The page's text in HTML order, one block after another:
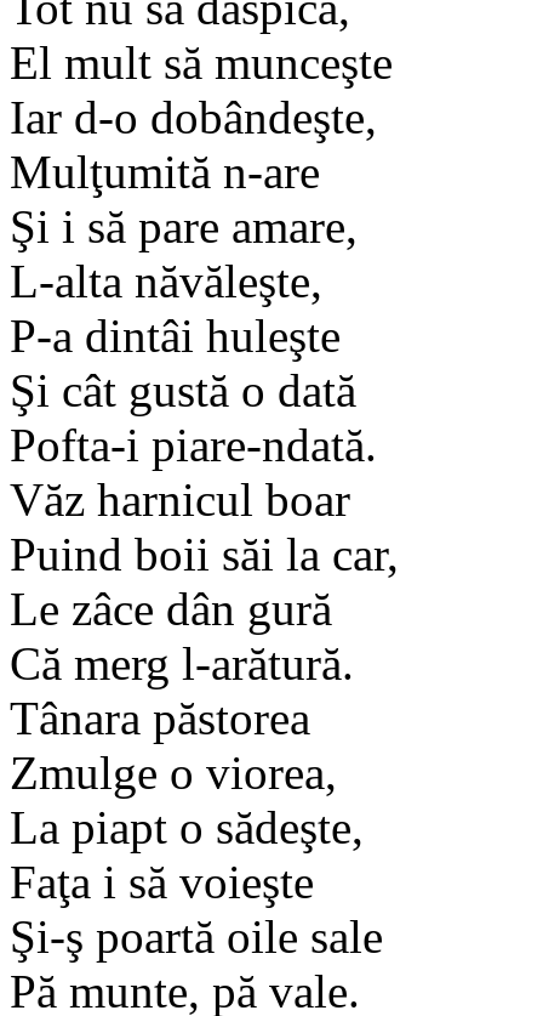
El mult să munceşte
Iar d-o dobândeşte,
Mulţumită n-are
Şi i să pare amare,
L-alta năvăleşte,
P-a dintâi huleşte
Şi cât gustă o dată
Pofta-i piare-ndată.
Văz harnicul boar
Puind boii săi la car,
Le zâce dân gură
Că merg l-arătură.
Tânara păstorea
Zmulge o viorea,
La piapt o sădeşte,
Faţa i să voieşte
Şi-ş poartă oile sale
Pă munte, pă vale.